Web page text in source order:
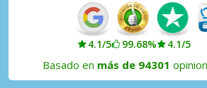
4.1/5 99.68% 4.1/5
Basado en más de 94301